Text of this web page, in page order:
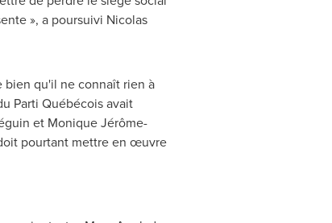
», a poursuivi Nicolas
bien qu'il ne connaît rien à
Parti Québécois avait
et Monique Jérôme-
pourtant mettre en œuvre